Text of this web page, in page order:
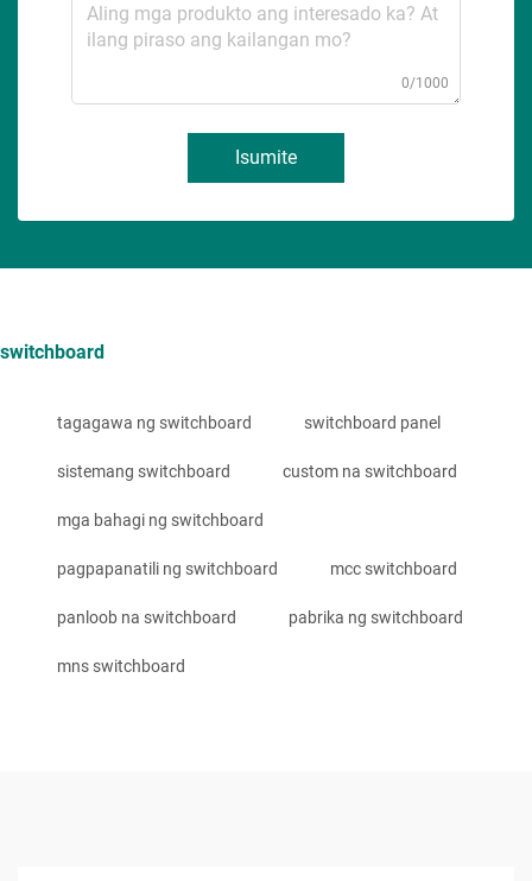
0/1000
Isumite
switchboard
tagagawa ng switchboard switchboard panel
sistemang switchboard custom na switchboard
mga bahagi ng switchboard
pagpapanatili ng switchboard mcc switchboard
panloob na switchboard pabrika ng switchboard
mns switchboard